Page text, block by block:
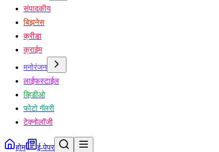
संपादकीय
बिझनेस
क्रीडा
क्राईम
मनोरंजन
लाईफस्टाईल
व्हिडीओ
फोटो गॅलरी
टेक्नोलॉजी
होम ई-पेपर